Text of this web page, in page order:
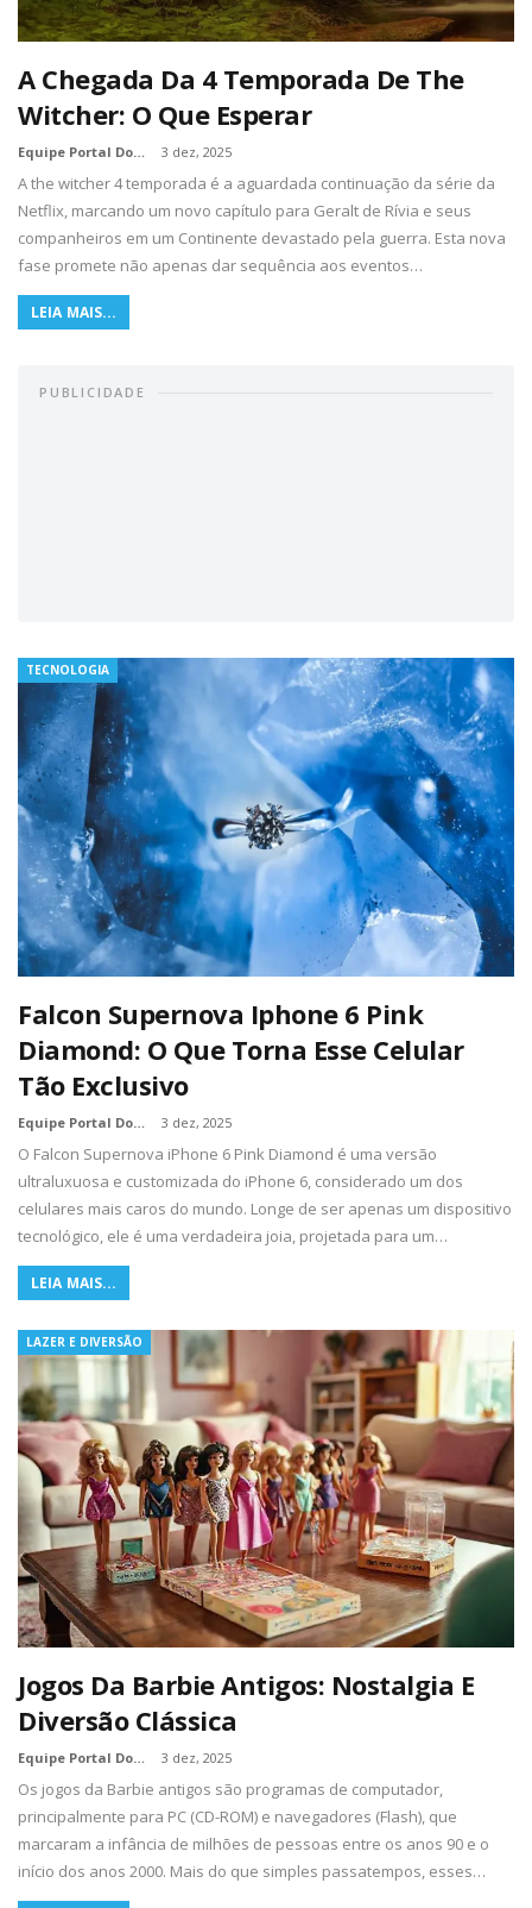
A Chegada Da 4 Temporada De The
Witcher: O Que Esperar
Equipe Portal Dos Nerds 3 dez, 2025
A the witcher 4 temporada é a aguardada continuação da série da
Netflix, marcando um novo capítulo para Geralt de Rívia e seus
companheiros em um Continente devastado pela guerra. Esta nova
fase promete não apenas dar sequência aos eventos…
LEIA MAIS...
PUBLICIDADE
TECNOLOGIA
Falcon Supernova Iphone 6 Pink
Diamond: O Que Torna Esse Celular
Tão Exclusivo
Equipe Portal Dos Nerds 3 dez, 2025
O Falcon Supernova iPhone 6 Pink Diamond é uma versão
ultraluxuosa e customizada do iPhone 6, considerado um dos
celulares mais caros do mundo. Longe de ser apenas um dispositivo
tecnológico, ele é uma verdadeira joia, projetada para um…
LEIA MAIS...
LAZER E DIVERSÃO
Jogos Da Barbie Antigos: Nostalgia E
Diversão Clássica
Equipe Portal Dos Nerds 3 dez, 2025
Os jogos da Barbie antigos são programas de computador,
principalmente para PC (CD-ROM) e navegadores (Flash), que
marcaram a infância de milhões de pessoas entre os anos 90 e o
início dos anos 2000. Mais do que simples passatempos, esses…